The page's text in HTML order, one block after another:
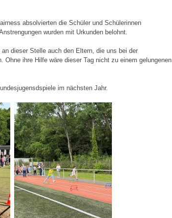
absolvierten die Schüler und Schülerinnen
wurden mit Urkunden belohnt.
dieser Stelle auch den Eltern, die uns bei der
Ohne ihre Hilfe wäre dieser Tag nicht zu einem gelungenen
im nächsten Jahr.